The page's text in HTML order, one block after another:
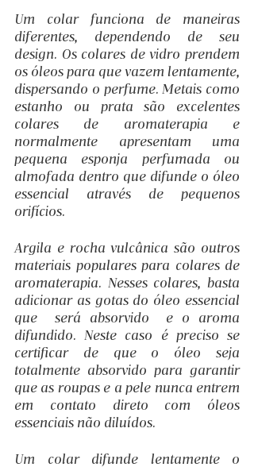
Um colar funciona de maneiras
diferentes, dependendo de seu
design. Os colares de vidro prendem
os óleos para que vazem lentamente,
dispersando o perfume. Metais como
estanho ou prata são excelentes
colares de aromaterapia e
normalmente apresentam uma
pequena esponja perfumada ou
almofada dentro que difunde o óleo
essencial através de pequenos
orifícios.
Argila e rocha vulcânica são outros
materiais populares para colares de
aromaterapia. Nesses colares, basta
adicionar as gotas do óleo essencial
que  será absorvido  e o aroma
difundido. Neste caso é preciso se
certificar de que o óleo seja
totalmente absorvido para garantir
que as roupas e a pele nunca entrem
em contato direto com óleos
essenciais não diluídos.
Um colar difunde lentamente o